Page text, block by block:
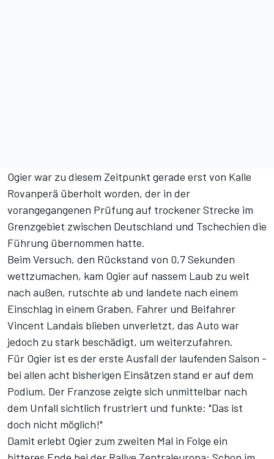
Ogier war zu diesem Zeitpunkt gerade erst von Kalle
Rovanperä überholt worden, der in der
vorangegangenen Prüfung auf trockener Strecke im
Grenzgebiet zwischen Deutschland und Tschechien die
Führung übernommen hatte.
Beim Versuch, den Rückstand von 0,7 Sekunden
wettzumachen, kam Ogier auf nassem Laub zu weit
nach außen, rutschte ab und landete nach einem
Einschlag in einem Graben. Fahrer und Beifahrer
Vincent Landais blieben unverletzt, das Auto war
jedoch zu stark beschädigt, um weiterzufahren.
Für Ogier ist es der erste Ausfall der laufenden Saison -
bei allen acht bisherigen Einsätzen stand er auf dem
Podium. Der Franzose zeigte sich unmittelbar nach
dem Unfall sichtlich frustriert und funkte: "Das ist
doch nicht möglich!"
Damit erlebt Ogier zum zweiten Mal in Folge ein